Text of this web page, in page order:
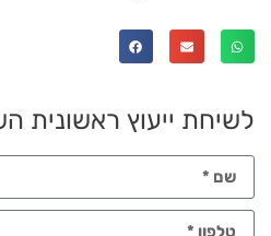
לשיחת ייעוץ ראשונית